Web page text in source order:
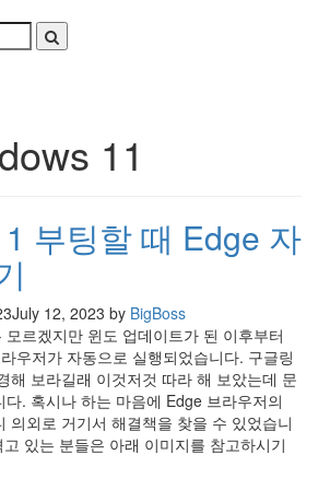
Search
11
부팅할 때 Edge 자
July 12, 2023 by BigBoss
르겠지만 윈도 업데이트가 된 이후부터
우저가 자동으로 실행되었습니다. 구글링
해 보라길래 이것저것 따라 해 보았는데 문
. 혹시나 하는 마음에 Edge 브라우저의
의외로 거기서 해결책을 찾을 수 있었습니
있는 분들은 아래 이미지를 참고하시기